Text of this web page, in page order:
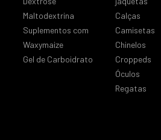
Maltodextrina
Suplementos com
Waxymaize
Gel de Carboidrato
Calças
Camisetas
Chinelos
Croppeds
Óculos
Regatas